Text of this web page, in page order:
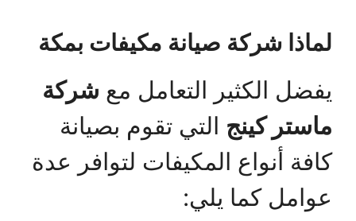
لماذا شركة صيانة مكيفات بمكة
يفضل الكثير التعامل مع شركة
ماستر كينج التي تقوم بصيانة
كافة أنواع المكيفات لتوافر عدة
عوامل كما يلي: